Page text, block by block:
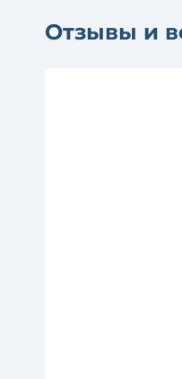
Отзывы и